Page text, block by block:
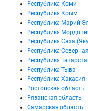
Республика Коми
Республика Крым
Республика Марий Эл
Республика
Республика Саха
Республика
Республика
Республика Тыва
Республика Хакасия
Ростовская область
Рязанская область
Самарская область